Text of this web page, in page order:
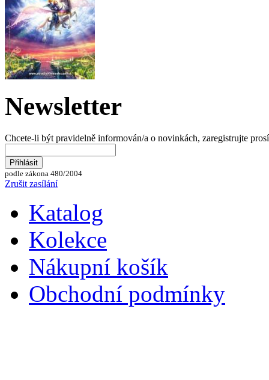
Newsletter
Chcete-li být pravidelně informován/a o novinkách, zaregistrujte
podle zákona 480/2004
Zrušit zasílání
Katalog
Kolekce
Nákupní košík
Obchodní podmínky